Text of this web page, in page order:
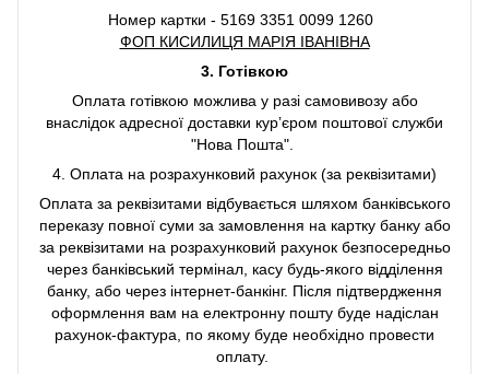
Номер картки - 5169 3351 0099 1260
ФОП КИСИЛИЦЯ МАРІЯ ІВАНІВНА
3. Готівкою
Оплата готівкою можлива у разі самовивозу або
внаслідок адресної доставки курʼєром поштової служби
"Нова Пошта".
4. Оплата на розрахунковий рахунок (за реквізитами)
Оплата за реквізитами відбувається шляхом банківського
переказу повної суми за замовлення на картку банку або
за реквізитами на розрахунковий рахунок безпосередньо
через банківський термінал, касу будь-якого відділення
банку, або через інтернет-банкінг. Після підтвердження
оформлення вам на електронну пошту буде надіслан
рахунок-фактура, по якому буде необхідно провести
оплату.